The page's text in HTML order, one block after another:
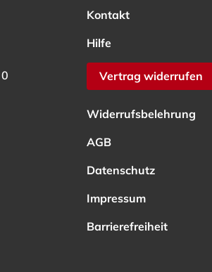
Kontakt
Hilfe
Vertrag widerrufen
Widerrufsbelehrung
AGB
Datenschutz
Impressum
Barrierefreiheit